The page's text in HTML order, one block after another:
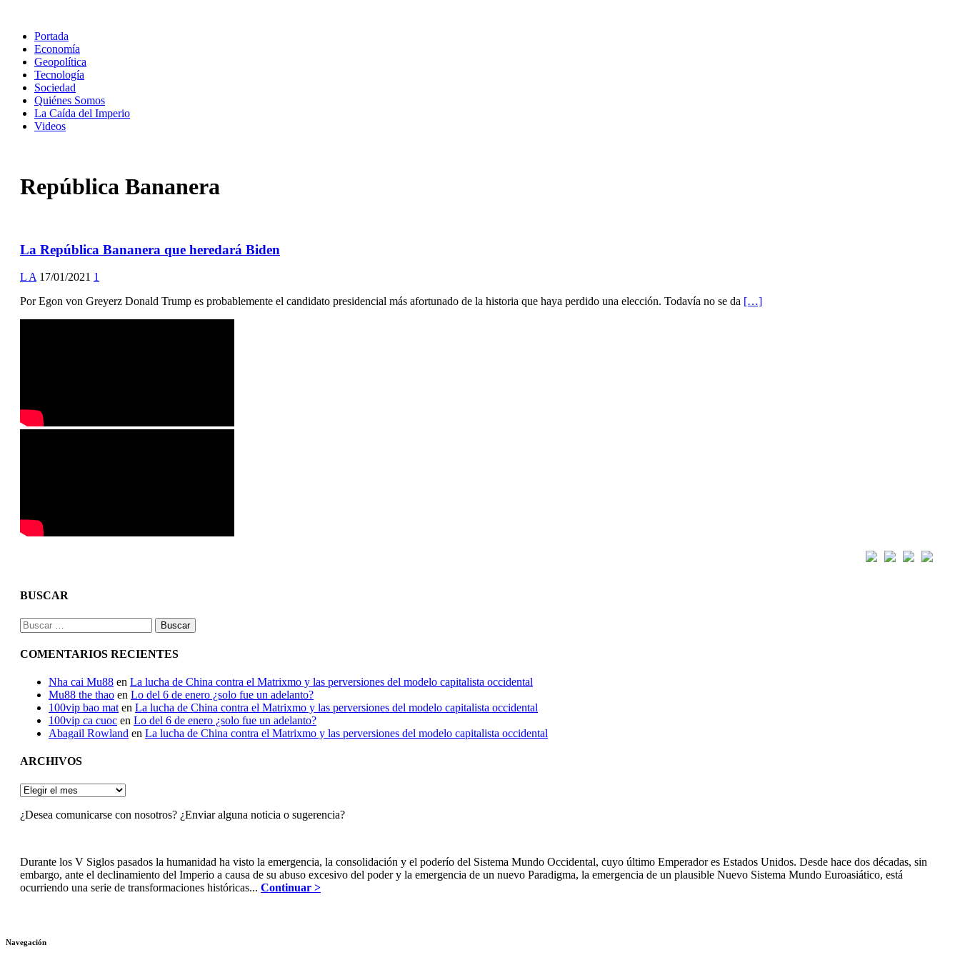
Portada
Economía
Geopolítica
Tecnología
Sociedad
Quiénes Somos
La Caída del Imperio
Videos
República Bananera
La República Bananera que heredará Biden
L A 17/01/2021 1
Por Egon von Greyerz Donald Trump es probablemente el candidato presidencial más afortunado de la historia que haya perdido una elección. Todavía no se da […]
BUSCAR
Buscar:
COMENTARIOS RECIENTES
Nha cai Mu88 en La lucha de China contra el Matrixmo y las perversiones del modelo capitalista occidental
Mu88 the thao en Lo del 6 de enero ¿solo fue un adelanto?
100vip bao mat en La lucha de China contra el Matrixmo y las perversiones del modelo capitalista occidental
100vip ca cuoc en Lo del 6 de enero ¿solo fue un adelanto?
Abagail Rowland en La lucha de China contra el Matrixmo y las perversiones del modelo capitalista occidental
ARCHIVOS
ARCHIVOS
¿Desea comunicarse con nosotros? ¿Enviar alguna noticia o sugerencia?
Durante los V Siglos pasados la humanidad ha visto la emergencia, la consolidación y el poderío del Sistema Mundo Occidental, cuyo último Emperador es Estados Unidos. Desde hace dos décadas, sin
embargo, ante el declinamiento del Imperio a causa de su abuso excesivo del poder y la emergencia de un nuevo Paradigma, la emergencia de un plausible Nuevo Sistema Mundo Euroasiático, está
ocurriendo una serie de transformaciones históricas... Continuar >
Navegación